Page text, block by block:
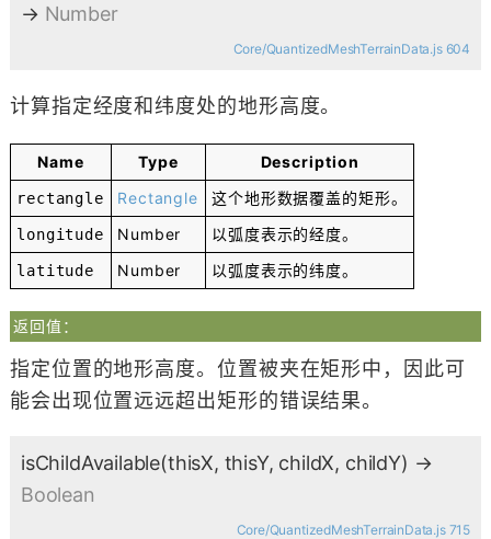
→ Number
Core/QuantizedMeshTerrainData.js 604
计算指定经度和纬度处的地形高度。
Name Type Description
rectangle Rectangle 这个地形数据覆盖的矩形。
longitude Number 以弧度表示的经度。
latitude Number 以弧度表示的纬度。
返回值：
指定位置的地形高度。位置被夹在矩形中，因此可
能会出现位置远远超出矩形的错误结果。
isChildAvailable(thisX, thisY, childX, childY) →
Boolean
Core/QuantizedMeshTerrainData.js 715